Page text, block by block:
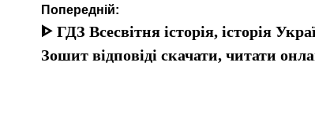
Навігація
записів
Попередній:
ᐈ ГДЗ Всесвітня історія, історія
Зошит відповіді скачати, читати